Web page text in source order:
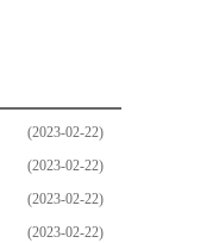
(2023-02-22)
(2023-02-22)
(2023-02-22)
(2023-02-22)